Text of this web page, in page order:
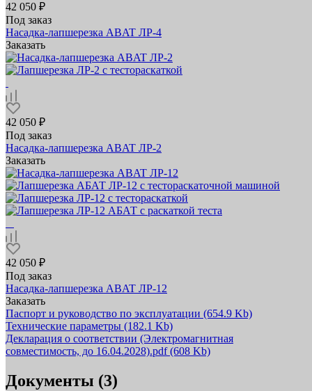
42 050 ₽
Под заказ
Насадка‑лапшерезка ABAT ЛР‑4
Заказать
42 050 ₽
Под заказ
Насадка‑лапшерезка ABAT ЛР‑2
Заказать
42 050 ₽
Под заказ
Насадка‑лапшерезка ABAT ЛР‑12
Заказать
Паспорт и руководство по эксплуатации (654.9 Kb)
Технические параметры (182.1 Kb)
Декларация о соответствии (Электромагнитная
совместимость, до 16.04.2028).pdf(608 Kb)
Документы (3)